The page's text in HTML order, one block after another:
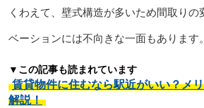
くわえて、壁式構造が多いため間取りの
ベーションには不向きな一面もあります。
▼この記事も読まれています
賃貸物件に住むなら駅近がいい？メ
解説！